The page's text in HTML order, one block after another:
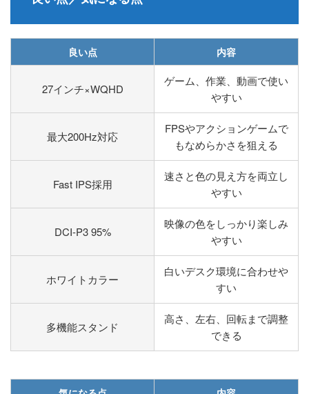
良い点 内容
27インチ×WQHD
ゲーム、作業、動画で使い
やすい
最大200Hz対応
FPSやアクションゲームで
もなめらかさを狙える
Fast IPS採用
速さと色の見え方を両立し
やすい
DCI-P3 95%
映像の色をしっかり楽しみ
やすい
ホワイトカラー
白いデスク環境に合わせや
すい
多機能スタンド
高さ、左右、回転まで調整
できる